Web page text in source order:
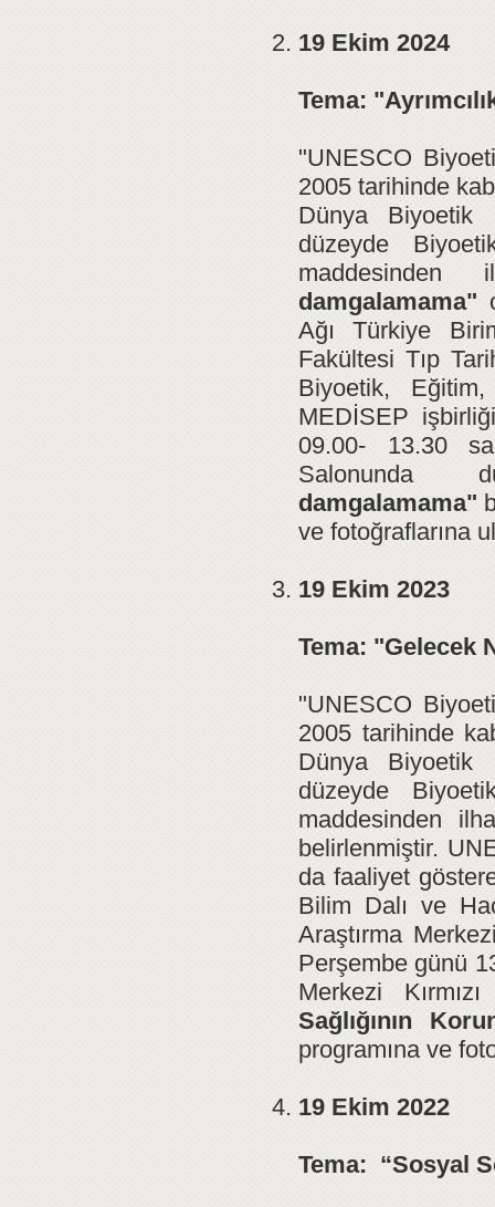
19 Ekim 2024
Tema:
"UNESCO
2005 tarihinde
Dünya Biyoetik
düzeyde
damgalamama"
Ağı Türkiye
Fakültesi Tıp
Biyoetik,
MEDİSEP
09.00- 13.30
Salonunda
damgalamama"
ve fotoğraflarına
19 Ekim 2023
Tema: "Gelecek
"UNESCO
2005 tarihinde
Dünya Biyoetik
düzeyde
maddesinden
belirlenmiştir.
da faaliyet
Bilim Dalı ve
Araştırma
Perşembe günü
Merkezi
Sağlığının
programına ve
19 Ekim 2022
Tema: “Sosyal